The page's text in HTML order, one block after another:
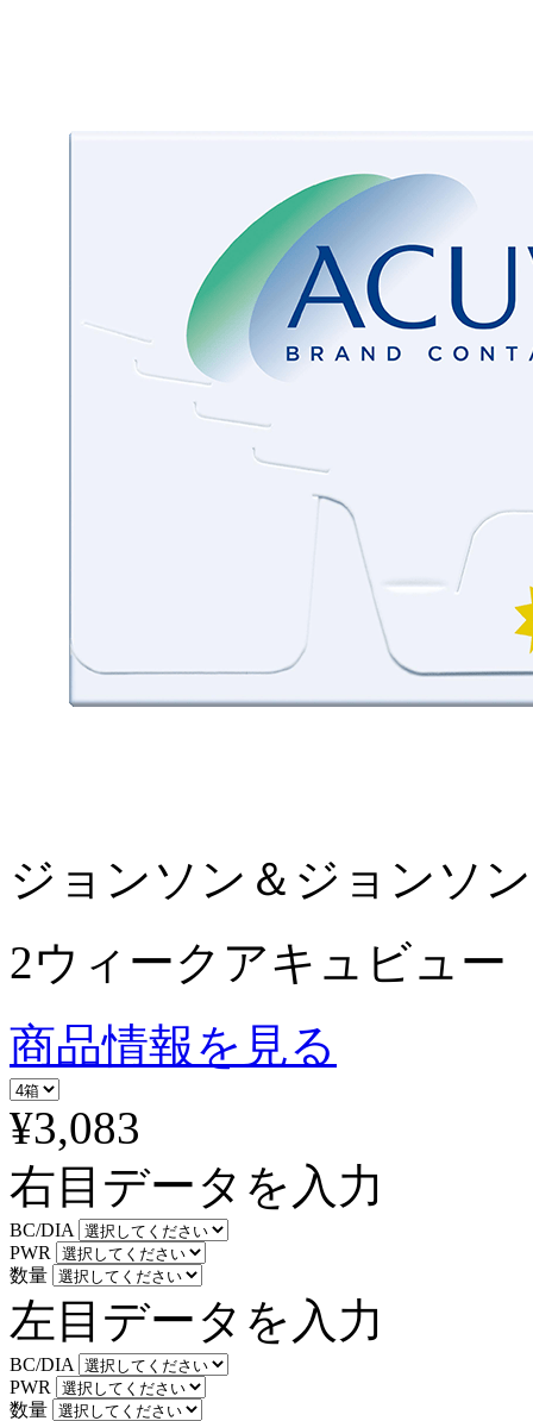
ジョンソン＆ジョンソン
2ウィークアキュビュー
商品情報を見る
¥3,083
右目データを入力
BC/DIA
PWR
数量
左目データを入力
BC/DIA
PWR
数量